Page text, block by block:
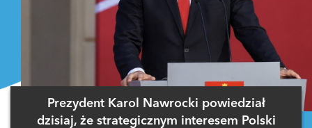
Prezydent Karol Nawrocki powiedział
dzisiaj, że strategicznym interesem Polski